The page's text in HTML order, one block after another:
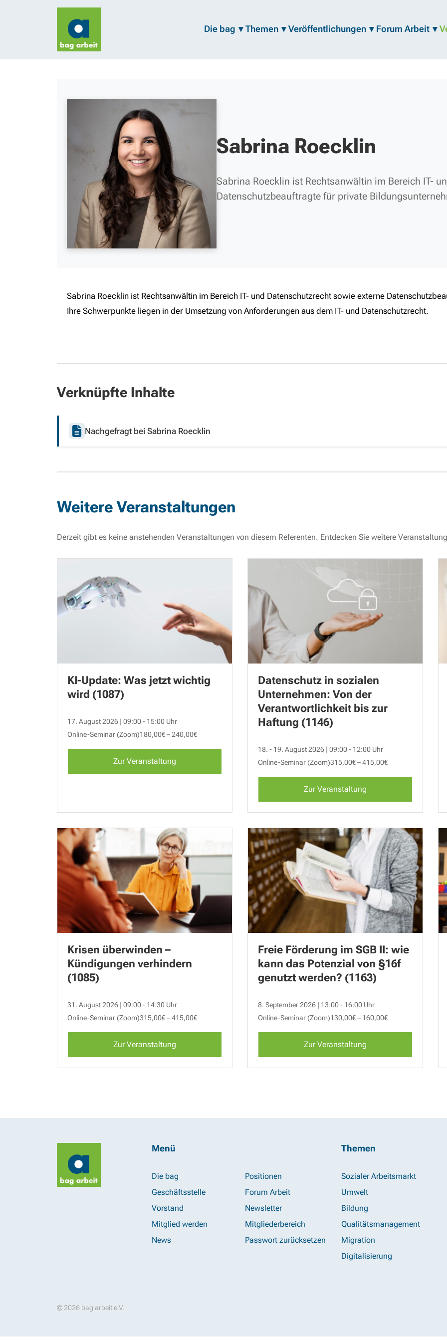
Die bag Themen Veröffentlichungen Forum Arbeit
Sabrina Roecklin
Sabrina Roecklin ist Rechtsanwältin im Bereich IT-
Datenschutzbeauftragte für private
Sabrina Roecklin ist Rechtsanwältin im Bereich IT- und Datenschutzrecht sowie externe
Ihre Schwerpunkte liegen in der Umsetzung von Anforderungen aus dem IT- und Datenschutzrecht.
Verknüpfte Inhalte
Nachgefragt bei Sabrina Roecklin
Weitere Veranstaltungen
Derzeit gibt es keine anstehenden Veranstaltungen von diesem Referenten. Entdecken Sie weitere
KI-Update: Was jetzt wichtig
wird (1087)
17. August 2026 | 09:00 - 15:00 Uhr
Online-Seminar (Zoom)180,00€ – 240,00€
Zur Veranstaltung
Datenschutz in sozialen
Unternehmen: Von der
Verantwortlichkeit bis zur
Haftung (1146)
18. - 19. August 2026 | 09:00 - 12:00 Uhr
Online-Seminar (Zoom)315,00€ – 415,00€
Zur Veranstaltung
Krisen überwinden –
Kündigungen verhindern
(1085)
31. August 2026 | 09:00 - 14:30 Uhr
Online-Seminar (Zoom)315,00€ – 415,00€
Zur Veranstaltung
Freie Förderung im SGB II: wie
kann das Potenzial von §16f
genutzt werden? (1163)
8. September 2026 | 13:00 - 16:00 Uhr
Online-Seminar (Zoom)130,00€ – 160,00€
Zur Veranstaltung
Menü
Die bag
Geschäftsstelle
Vorstand
Mitglied werden
News
Positionen
Forum Arbeit
Newsletter
Mitgliederbereich
Passwort zurücksetzen
Themen
Sozialer Arbeitsmarkt
Umwelt
Bildung
Qualitätsmanagement
Migration
Digitalisierung
© 2026 bag arbeit e.V.